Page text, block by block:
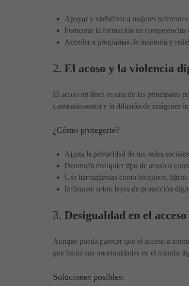
Apoyar y visibilizar a mujeres referentes
Fomentar la formación en competencias
Acceder a programas de mentoría y
2. El acoso y la violencia
El acoso en línea es una de las principales
consentimiento) y la difusión de imágenes
¿Cómo protegerte?
Ajusta la privacidad de tus redes
Denuncia cualquier tipo de acoso o
Usa herramientas como bloqueos, filtros
Infórmate sobre leyes de protección
3. Desigualdad en el
Aunque pueda parecer que el acceso a
que limita sus oportunidades en el mundo
Soluciones posibles: